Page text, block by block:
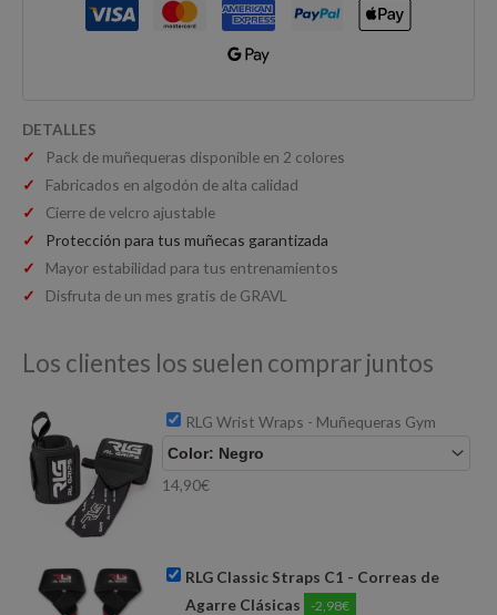
DETALLES
✓
Pack de muñequeras disponible en 2 colores
✓
Fabricados en algodón de alta calidad
✓
Cierre de velcro ajustable
✓
Protección para tus muñecas garantizada
✓
Mayor estabilidad para tus entrenamientos
✓ Disfruta de un mes gratis de GRAVL
Los clientes los suelen comprar juntos
RLG Wrist Wraps - Muñequeras Gym
14,90€
RLG Classic Straps C1 - Correas de
Agarre Clásicas
-2,98€